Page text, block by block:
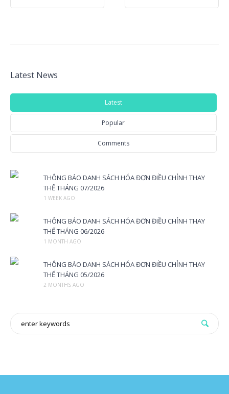
Latest News
Latest
Popular
Comments
THÔNG BÁO DANH SÁCH HÓA ĐƠN ĐIỀU CHỈNH THAY
THẾ THÁNG 07/2026
1 WEEK AGO
THÔNG BÁO DANH SÁCH HÓA ĐƠN ĐIỀU CHỈNH THAY
THẾ THÁNG 06/2026
1 MONTH AGO
THÔNG BÁO DANH SÁCH HÓA ĐƠN ĐIỀU CHỈNH THAY
THẾ THÁNG 05/2026
2 MONTHS AGO